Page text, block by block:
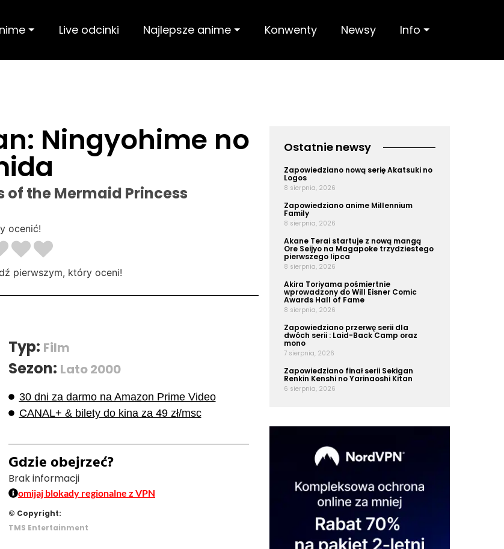
⏷ Live odcinki Najlepsze anime ⏷ Konwenty Newsy Info ⏷
Ningyohime no
of the Mermaid Princess
ocenić!
pierwszym, który oceni!
Typ: Film
Sezon: Lato 2000
30 dni za darmo na Amazon Prime Video
CANAL+ & bilety do kina za 49 zł/msc
Gdzie obejrzeć?
Brak informacji
omijaj blokady regionalne z VPN
© Copyright:
TMS Entertainment
Ostatnie newsy
Zapowiedziano nową serię Akatsuki no
Logos
8 sierpnia, 2026
Zapowiedziano anime Millennium
Family
8 sierpnia, 2026
Akane Terai startuje z nową mangą
Ore Seijyo na Magapoke trzydziestego
pierwszego lipca
8 sierpnia, 2026
Akira Toriyama pośmiertnie
wprowadzony do Will Eisner Comic
Awards Hall of Fame
8 sierpnia, 2026
Zapowiedziano przerwę serii dla
dwóch serii : Laid-Back Camp oraz
mono
7 sierpnia, 2026
Zapowiedziano finał serii Sekigan
Renkin Kenshi no Yarinaoshi Kitan
6 sierpnia, 2026